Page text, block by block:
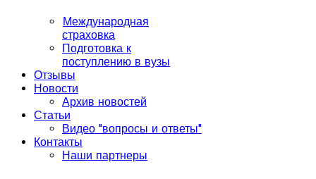
Международная
страховка
Подготовка к
поступлению в вузы
Отзывы
Новости
Архив новостей
Статьи
Видео "вопросы и ответы"
Контакты
Наши партнеры